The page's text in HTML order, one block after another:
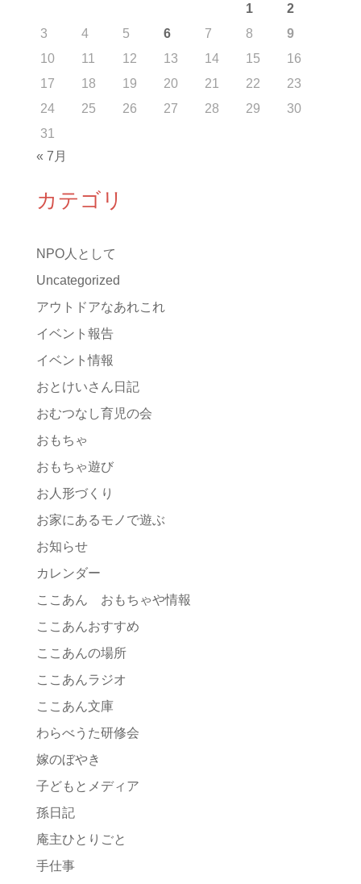
1
2
3
4 5 6 7 8
9
10
11 12 13 14 15
16
17
18 19 20 21 22
23
24
25 26 27 28 29
30
31
« 7月
カテゴリ
NPO人として
Uncategorized
アウトドアなあれこれ
イベント報告
イベント情報
おとけいさん日記
おむつなし育児の会
おもちゃ
おもちゃ遊び
お人形づくり
お家にあるモノで遊ぶ
お知らせ
カレンダー
ここあん おもちゃや情報
ここあんおすすめ
ここあんの場所
ここあんラジオ
ここあん文庫
わらべうた研修会
嫁のぼやき
子どもとメディア
孫日記
庵主ひとりごと
手仕事